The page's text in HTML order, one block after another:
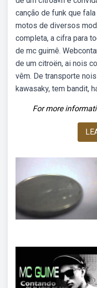
canção de funk que
motos de diversos
completa, a cifra para
de mc guimê.
de um citroën, ai nois
vêm. De transporte
kawasaky, tem bandit,
For more